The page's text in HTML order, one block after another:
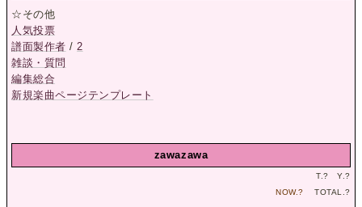
☆その他
人気投票
譜面製作者 / 2
雑談・質問
編集総合
新規楽曲ページテンプレート
zawazawa
T.? Y.?
NOW.? TOTAL.?